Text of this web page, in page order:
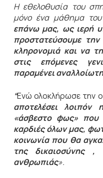
Η εθελοθυσία του
μόνο ένα μάθημα του
επάνω μας, ως ιερή
προστατεύσουμε
κληρονομιά και να
στις επόμενες
παραμένει
“Ενώ ολοκλήρωσε την
αποτελέσει
«άσβεστο φως» που
καρδιές όλων μας,
κοινωνία που θα
της δικαιοσύνης ,
ανθρωπιάς».